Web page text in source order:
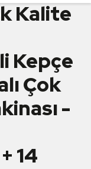
Kalite
Kepçe
Çok
-
14